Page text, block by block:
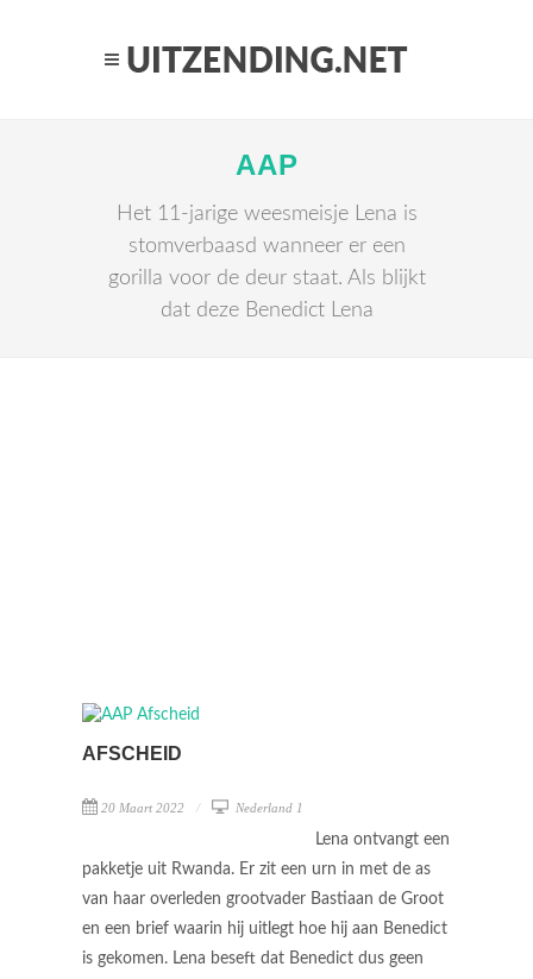
AAP
Het 11-jarige weesmeisje Lena is
stomverbaasd wanneer er een
gorilla voor de deur staat. Als blijkt
dat deze Benedict Lena
AFSCHEID
20 Maart 2022 Nederland 1
Lena ontvangt een
pakketje uit Rwanda. Er zit een urn in met de as
van haar overleden grootvader Bastiaan de Groot
en een brief waarin hij uitlegt hoe hij aan Benedict
is gekomen. Lena beseft dat Benedict dus geen